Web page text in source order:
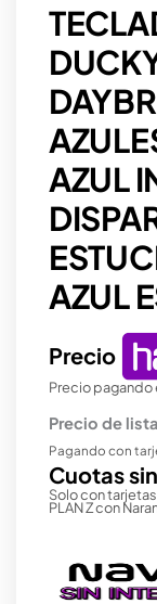
AZUL
AZUL
Precio
Precio
Precio de
Pagando con
Cuotas
Solo con
PLAN Z con